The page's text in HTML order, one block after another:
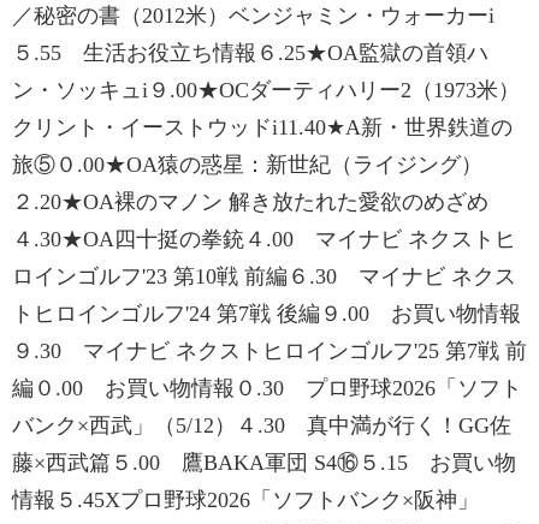
／秘密の書（2012米）ベンジャミン・ウォーカーi
５.55 生活お役立ち情報６.25★OA監獄の首領ハ
ン・ソッキュi９.00★OCダーティハリー2（1973米）
クリント・イーストウッドi11.40★A新・世界鉄道の
旅⑤０.00★OA猿の惑星：新世紀（ライジング）
２.20★OA裸のマノン 解き放たれた愛欲のめざめ
４.30★OA四十挺の拳銃４.00 マイナビ ネクストヒ
ロインゴルフ'23 第10戦 前編６.30 マイナビ ネクス
トヒロインゴルフ'24 第7戦 後編９.00 お買い物情報
９.30 マイナビ ネクストヒロインゴルフ'25 第7戦 前
編０.00 お買い物情報０.30 プロ野球2026「ソフト
バンク×西武」（5/12）４.30 真中満が行く！GG佐
藤×西武篇５.00 鷹BAKA軍団 S4⑯５.15 お買い物
情報５.45Xプロ野球2026「ソフトバンク×阪神」